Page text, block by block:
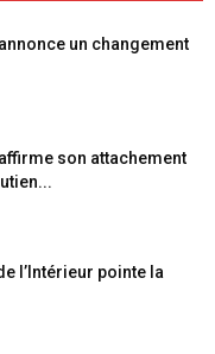
un changement
son attachement
l’Intérieur pointe la